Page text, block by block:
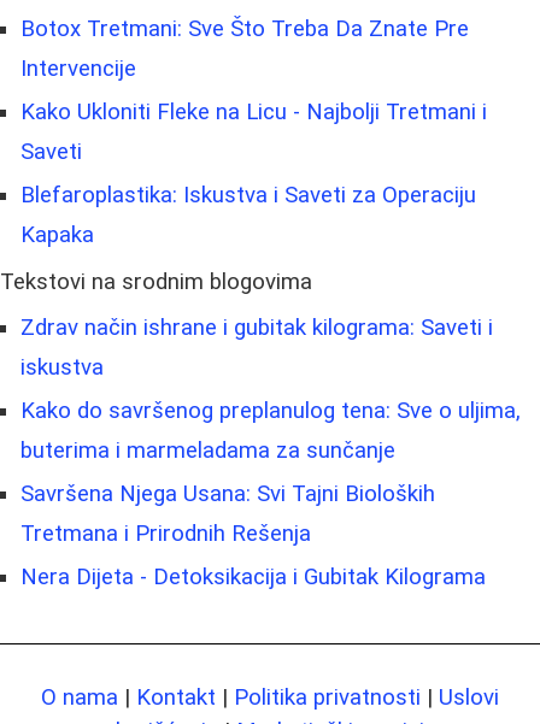
Botox Tretmani: Sve Što Treba Da Znate Pre
Intervencije
Kako Ukloniti Fleke na Licu - Najbolji Tretmani i
Saveti
Blefaroplastika: Iskustva i Saveti za Operaciju
Kapaka
Tekstovi na srodnim blogovima
Zdrav način ishrane i gubitak kilograma: Saveti i
iskustva
Kako do savršenog preplanulog tena: Sve o uljima,
buterima i marmeladama za sunčanje
Savršena Njega Usana: Svi Tajni Bioloških
Tretmana i Prirodnih Rešenja
Nera Dijeta - Detoksikacija i Gubitak Kilograma
O nama | Kontakt | Politika privatnosti | Uslovi